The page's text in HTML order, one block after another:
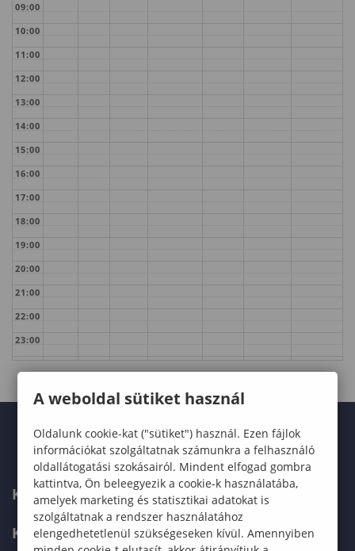
09:00
10:00
11:00
12:00
13:00
14:00
15:00
16:00
17:00
18:00
19:00
20:00
21:00
22:00
23:00
KARUNK
KÉPZÉSEK
A weboldal sütiket használ
Oldalunk cookie-kat ("sütiket") használ. Ezen fájlok
információkat szolgáltatnak számunkra a felhasználó
oldallátogatási szokásairól. Mindent elfogad gombra
kattintva, Ön beleegyezik a cookie-k használatába,
amelyek marketing és statisztikai adatokat is
szolgáltatnak a rendszer használatához
elengedhetetlenül szükségeseken kívül. Amennyiben